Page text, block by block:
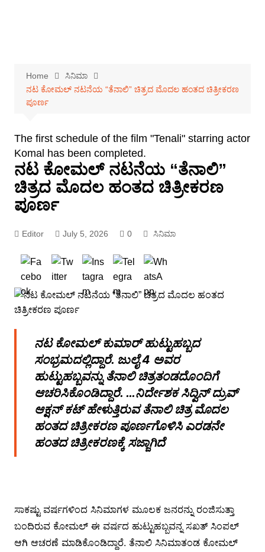
Home
ಸಿನಿಮಾ
ನಟ ಕೋಮಲ್ ನಟನೆಯ “ತೆನಾಲಿ” ಚಿತ್ರದ ಮೊದಲ ಹಂತದ ಚಿತ್ರೀಕರಣ
ಪೂರ್ಣ
The first schedule of the film "Tenali" starring actor
Komal has been completed.
ನಟ ಕೋಮಲ್ ನಟನೆಯ “ತೆನಾಲಿ”
ಚಿತ್ರದ ಮೊದಲ ಹಂತದ ಚಿತ್ರೀಕರಣ
ಪೂರ್ಣ
Editor July 5, 2026 0 ಸಿನಿಮಾ
ನಟ ಕೋಮಲ್ ಕುಮಾರ್ ಹುಟ್ಟುಹಬ್ಬದ
ಸಂಭ್ರಮದಲ್ಲಿದ್ದಾರೆ. ಜುಲೈ 4 ಅವರ
ಹುಟ್ಟುಹಬ್ಬವನ್ನು ತೆನಾಲಿ ಚಿತ್ರತಂಡದೊಂದಿಗೆ
ಆಚರಿಸಿಕೊಂಡಿದ್ದಾರೆ. …ನಿರ್ದೇಶಕ ಸಿದ್ವಿನ್ ದ್ರುವ್
ಆಕ್ಷನ್ ಕಟ್ ಹೇಳುತ್ತಿರುವ ತೆನಾಲಿ ಚಿತ್ರ ಮೊದಲ
ಹಂತದ ಚಿತ್ರೀಕರಣ ಪೂರ್ಣಗೊಳಿಸಿ ಎರಡನೇ
ಹಂತದ ಚಿತ್ರೀಕರಣಕ್ಕೆ ಸಜ್ಜಾಗಿದೆ
ಸಾಕಷ್ಟು ವರ್ಷಗಳಿಂದ ಸಿನಿಮಾಗಳ ಮೂಲಕ ಜನರನ್ನು ರಂಜಿಸುತ್ತಾ
ಬಂದಿರುವ ಕೋಮಲ್ ಈ ವರ್ಷದ ಹುಟ್ಟುಹಬ್ಬವನ್ನ ಸಖತ್ ಸಿಂಪಲ್
ಆಗಿ ಆಚರಣೆ ಮಾಡಿಕೊಂಡಿದ್ದಾರೆ. ತೆನಾಲಿ ಸಿನಿಮಾತಂಡ ಕೋಮಲ್